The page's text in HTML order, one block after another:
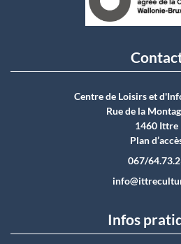
Centre de Loisirs et
Rue de la
1460 Ittre
Plan
067/
Infos